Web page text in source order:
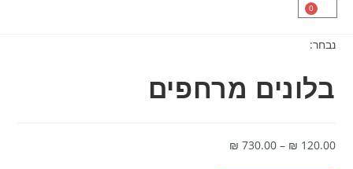
0
נבחר:
בלונים מרחפים
₪ 120.00
–
₪ 730.00